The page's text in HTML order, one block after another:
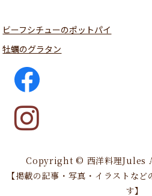
ビーフシチューのポットパイ
牡蠣のグラタン
Copyright © 西洋料理Jules
【掲載の記事・写真・イラストなど
す】